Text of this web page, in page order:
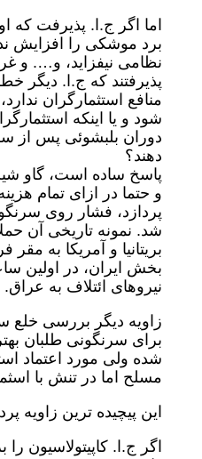
اما اگر ج.ا. پذیرفت که
برد موشکی را افزایش
نظامی نیفزاید، و…. و
پذیرفتند که ج.ا. دیگر
منافع استثمارگران
شود و یا اینکه
دوران بلبشوئی پس از
دهند؟
پاسخ ساده است، گاو
و حتما در ازای تمام
پردازد، فشار روی
شد. نمونه تاریخی آن
بریتانیا و آمریکا به
بخش ایران، در اولین
نیروهای ائتلاف به عراق.
زاویه دیگر بررسی خلع
برای سرنگونی طلبان
شده ولی مورد اعتماد
مسلح اما در تنش با
این پیچیده ترین زاویه
اگر ج.ا. کاپیتولاسیون